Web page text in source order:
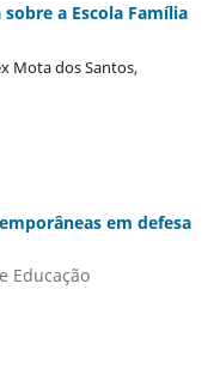
a Escola Família
Mota dos Santos,
em defesa
Educação